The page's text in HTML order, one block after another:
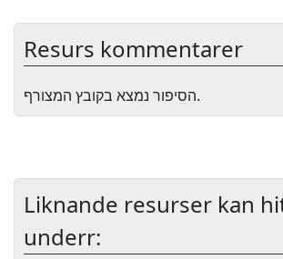
Resurs kommentarer
הסיפור נמצא בקובץ המצורף.
Liknande resurser kan
underr: